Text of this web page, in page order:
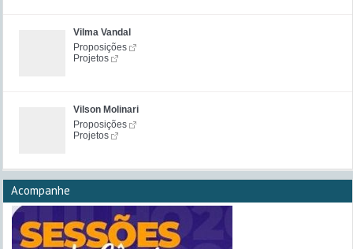
Vilma Vandal
Proposições
Projetos
Vilson Molinari
Proposições
Projetos
Acompanhe